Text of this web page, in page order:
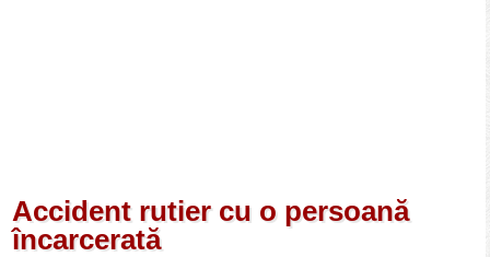
Accident rutier cu o persoană
încarcerată